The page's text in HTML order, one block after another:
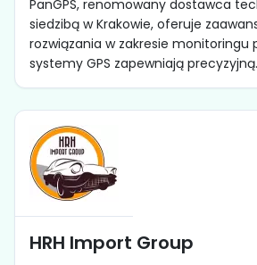
PanGPS, renomowany dostawca
siedzibą w Krakowie, oferuje
rozwiązania w zakresie monitoringu
systemy GPS zapewniają
HRH Import Group